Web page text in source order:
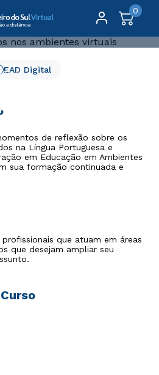
0
seus usos
virtuais
EAD Digital
de reflexão sobre os
na Língua Portuguesa e
em Educação em Ambientes
sua formação continuada e
que atuam em áreas
que desejam ampliar seu